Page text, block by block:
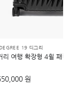
19 디그리
리 여행 확장형 4휠 패킹
원